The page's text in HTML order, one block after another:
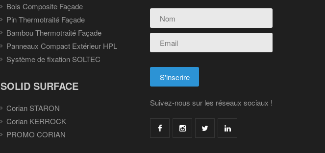
Bois Composite Façade
Pin Thermotraité Façade
Bambou Thermotraité Façade
Panneaux Compact Extérieur HPL
Système de fixation SOLTEC
SOLID SURFACE
Corian STARON
Corian KERROCK
PROMO CORIAN
Suivez-nous sur les réseaux sociaux !